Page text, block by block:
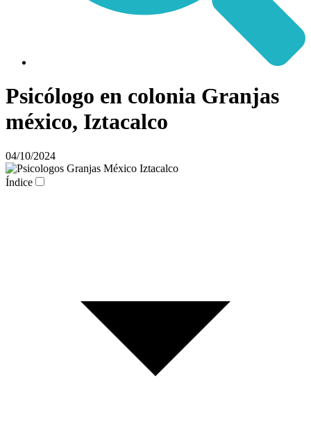
Psicólogo en colonia Granjas
méxico, Iztacalco
04/10/2024
Índice